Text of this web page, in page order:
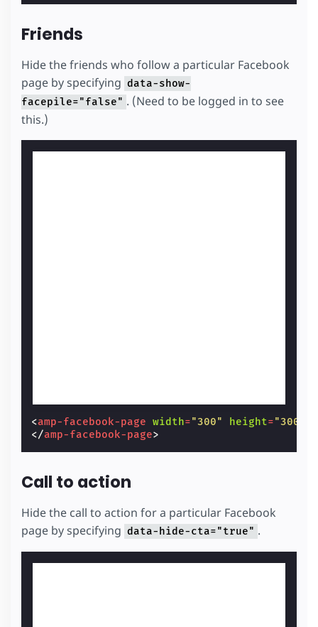
Friends
Hide the friends who follow a particular Facebook
page by specifying data-show-
facepile="false" . (Need to be logged in to see
this.)
<amp-facebook-page width="300" height="300"
</amp-facebook-page>
Call to action
Hide the call to action for a particular Facebook
page by specifying data-hide-cta="true" .